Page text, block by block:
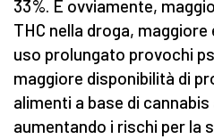
33%. E ovviamente,
THC nella droga,
uso prolungato provochi
maggiore disponibilità di
alimenti a base di cannabis
aumentando i rischi per la